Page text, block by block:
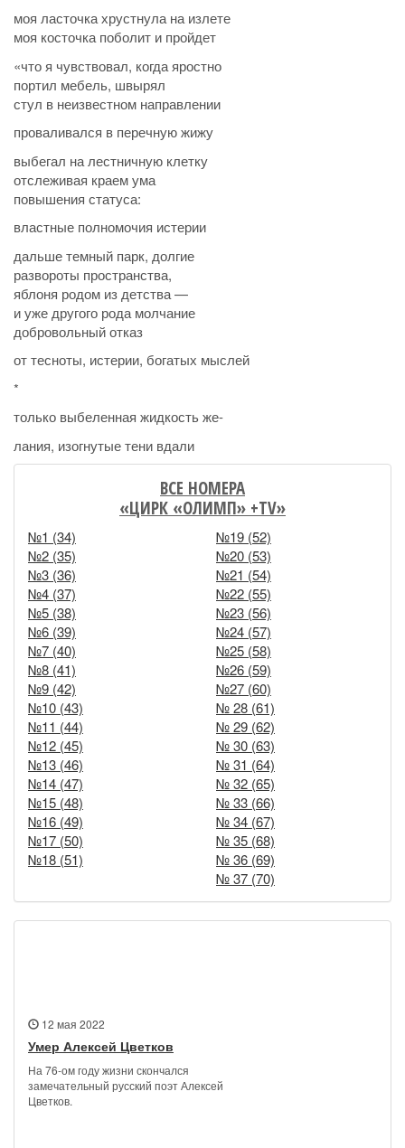
моя ласточка хрустнула на излете
моя косточка поболит и пройдет
«что я чувствовал, когда яростно
портил мебель, швырял
стул в неизвестном направлении
проваливался в перечную жижу
выбегал на лестничную клетку
отслеживая краем ума
повышения статуса:
властные полномочия истерии
дальше темный парк, долгие
развороты пространства,
яблоня родом из детства —
и уже другого рода молчание
добровольный отказ
от тесноты, истерии, богатых мыслей
*
только выбеленная жидкость же-
лания, изогнутые тени вдали
ВСЕ НОМЕРА
«ЦИРК «ОЛИМП» +TV»
№1 (34)
№2 (35)
№3 (36)
№4 (37)
№5 (38)
№6 (39)
№7 (40)
№8 (41)
№9 (42)
№10 (43)
№11 (44)
№12 (45)
№13 (46)
№14 (47)
№15 (48)
№16 (49)
№17 (50)
№18 (51)
№19 (52)
№20 (53)
№21 (54)
№22 (55)
№23 (56)
№24 (57)
№25 (58)
№26 (59)
№27 (60)
№ 28 (61)
№ 29 (62)
№ 30 (63)
№ 31 (64)
№ 32 (65)
№ 33 (66)
№ 34 (67)
№ 35 (68)
№ 36 (69)
№ 37 (70)
12 мая 2022
Умер Алексей Цветков
На 76-ом году жизни скончался
замечательный русский поэт Алексей
Цветков.